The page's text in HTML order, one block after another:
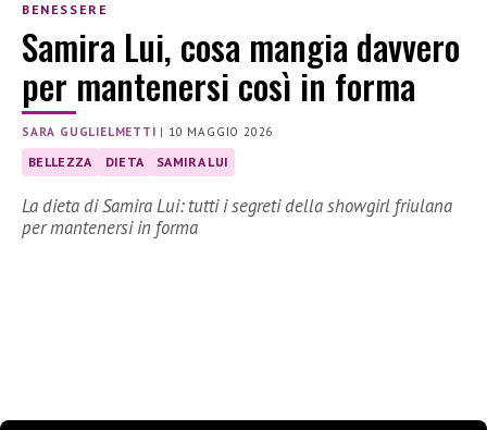
BENESSERE
Samira Lui, cosa mangia davvero
per mantenersi così in forma
SARA GUGLIELMETTI | 10 MAGGIO 2026
BELLEZZA DIETA SAMIRA LUI
La dieta di Samira Lui: tutti i segreti della showgirl friulana
per mantenersi in forma